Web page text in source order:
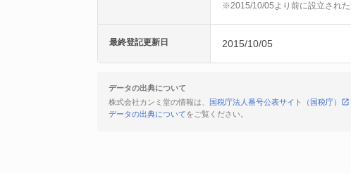
※2015/10/05より前に設立された
最終登記更新日 2015/10/05
データの出典について
株式会社カンミ堂の情報は、
国税庁法人番号公表サイト（国税庁）
データの出典についてをご覧ください。